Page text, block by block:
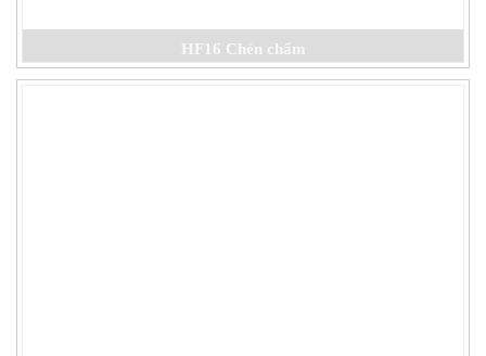
HF16 Chén chấm